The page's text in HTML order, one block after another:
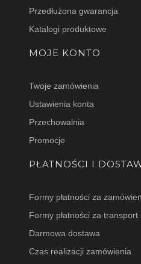
Przedłużona gwarancja
Katalogi produktowe
MOJE KONTO
Twoje zamówienia
Ustawienia konta
Przechowalnia
Promocje
PŁATNOŚCI I
Formy płatności za
Formy płatności za transport
Darmowa dostawa
Czas realizacji zamówienia